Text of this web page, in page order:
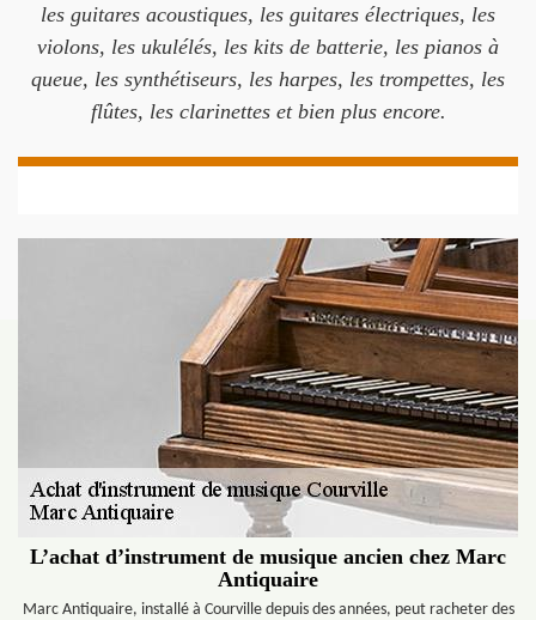
les guitares acoustiques, les guitares électriques, les
violons, les ukulélés, les kits de batterie, les pianos à
queue, les synthétiseurs, les harpes, les trompettes, les
flûtes, les clarinettes et bien plus encore.
L’achat d’instrument de musique ancien chez Marc
Antiquaire
Marc Antiquaire, installé à Courville depuis des années, peut racheter des